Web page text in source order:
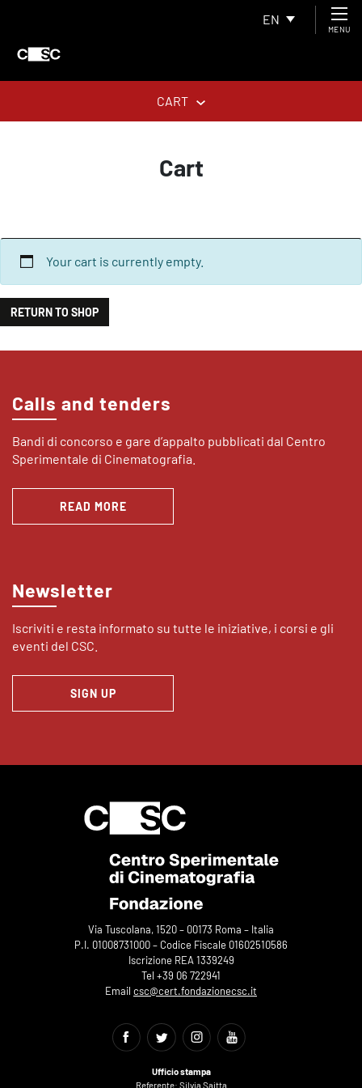
EN
MENU
CART
Cart
Your cart is currently empty.
RETURN TO SHOP
Calls and tenders
Bandi di concorso e gare d’appalto pubblicati dal Centro
Sperimentale di Cinematografia.
READ MORE
Newsletter
Iscriviti e resta informato su tutte le iniziative, i corsi e gli
eventi del CSC.
SIGN UP
Via Tuscolana, 1520 – 00173 Roma – Italia
P.I. 01008731000 – Codice Fiscale 01602510586
Iscrizione REA 1339249
Tel +39 06 722941
Email csc@cert.fondazionecsc.it
Ufficio stampa
Referente: Silvia Saitta